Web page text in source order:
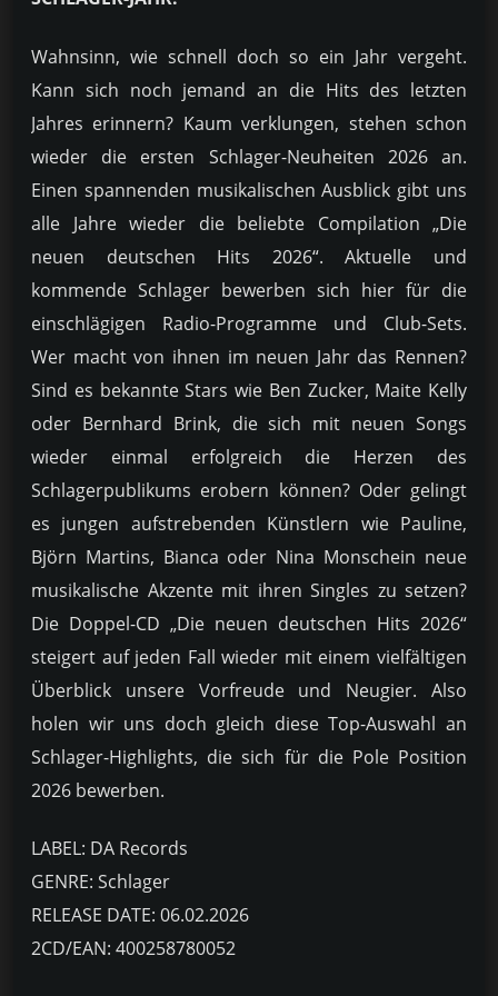
Wahnsinn, wie schnell doch so ein Jahr vergeht.
Kann sich noch jemand an die Hits des letzten
Jahres erinnern? Kaum verklungen, stehen schon
wieder die ersten Schlager-Neuheiten 2026 an.
Einen spannenden musikalischen Ausblick gibt uns
alle Jahre wieder die beliebte Compilation „Die
neuen deutschen Hits 2026“. Aktuelle und
kommende Schlager bewerben sich hier für die
einschlägigen Radio-Programme und Club-Sets.
Wer macht von ihnen im neuen Jahr das Rennen?
Sind es bekannte Stars wie Ben Zucker, Maite Kelly
oder Bernhard Brink, die sich mit neuen Songs
wieder einmal erfolgreich die Herzen des
Schlagerpublikums erobern können? Oder gelingt
es jungen aufstrebenden Künstlern wie Pauline,
Björn Martins, Bianca oder Nina Monschein neue
musikalische Akzente mit ihren Singles zu setzen?
Die Doppel-CD „Die neuen deutschen Hits 2026“
steigert auf jeden Fall wieder mit einem vielfältigen
Überblick unsere Vorfreude und Neugier. Also
holen wir uns doch gleich diese Top-Auswahl an
Schlager-Highlights, die sich für die Pole Position
2026 bewerben.
LABEL: DA Records
GENRE: Schlager
RELEASE DATE: 06.02.2026
2CD/EAN: 400258780052